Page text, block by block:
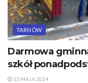
TARNÓW
Darmowa
szkół
13 MAJA 2024